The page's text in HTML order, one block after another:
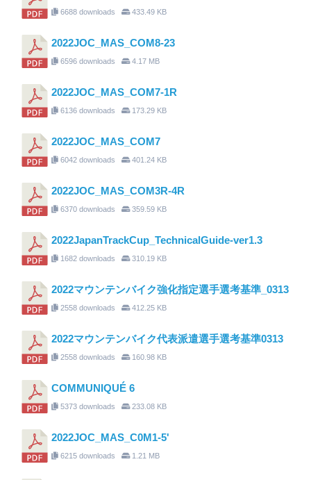
6688 downloads 433.49 KB
2022JOC_MAS_COM8-23
6596 downloads 4.17 MB
2022JOC_MAS_COM7-1R
6136 downloads 173.29 KB
2022JOC_MAS_COM7
6042 downloads 401.24 KB
2022JOC_MAS_COM3R-4R
6370 downloads 359.59 KB
2022JapanTrackCup_TechnicalGuide-ver1.3
1682 downloads 310.19 KB
2022マウンテンバイク強化指定選手選考基準_0313
2558 downloads 412.25 KB
2022マウンテンバイク代表派遣選手選考基準0313
2558 downloads 160.98 KB
COMMUNIQUÉ 6
5373 downloads 233.08 KB
2022JOC_MAS_C0M1-5'
6215 downloads 1.21 MB